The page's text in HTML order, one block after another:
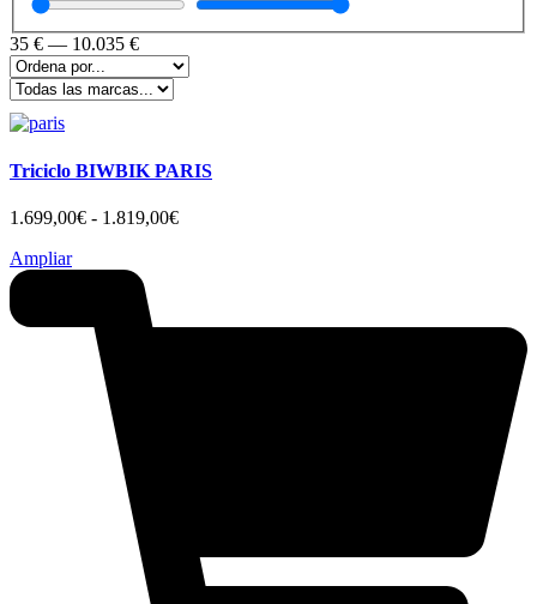
35 € — 10.035 €
Triciclo BIWBIK PARIS
1.699,00€ - 1.819,00€Rango
hasta
Ampliar